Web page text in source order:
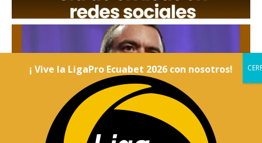
¡ Vive la LigaPro Ecuabet 2026 con nosotros!